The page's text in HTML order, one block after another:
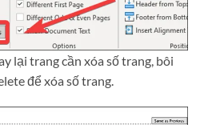
lại trang cần xóa số trang, bôi
để xóa số trang.